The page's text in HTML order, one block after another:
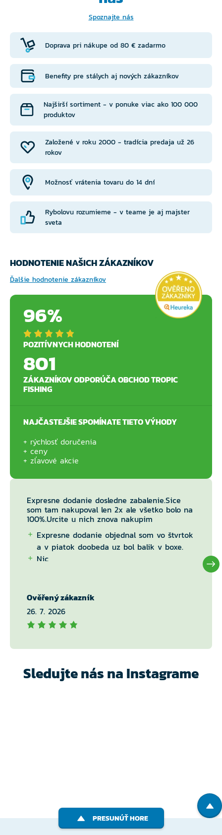
Spoznajte nás
Doprava pri nákupe od 80 € zadarmo
Založené v roku 2000 - tradícia predaja už 26
rokov
Benefity pre stálych aj nových zákazníkov
Možnosť vrátenia tovaru do 14 dní
Najširší sortiment - v ponuke viac ako 100 000
produktov
Rybolovu rozumieme - v teame je aj majster
sveta
HODNOTENIE NAŠICH ZÁKAZNÍKOV
Ďalšie hodnotenie zákazníkov
96%
POZITÍVNYCH HODNOTENÍ
801
ZÁKAZNÍKOV ODPORÚČA OBCHOD TROPIC
FISHING
NAJČASTEJŠIE SPOMÍNATE TIETO VÝHODY
rýchlosť doručenia
ceny
zľavové akcie
Expresne dodanie dosledne zabalenie.Sice
som tam nakupoval len 2x ale všetko bolo na
100%.Urcite u nich znova nakupim
Expresne dodanie objednal som vo štvrtok
a v piatok doobeda uz bol balik v boxe.
Nic
Ověřený zákazník
26. 7. 2026
Sledujte nás na Instagrame
PRESUNÚŤ HORE